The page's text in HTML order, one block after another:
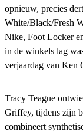
opnieuw, precies
White/Black/Fresh
Nike, Foot Locker
in de winkels lag
verjaardag van Ken
Tracy Teague
Griffey, tijdens zijn
combineert